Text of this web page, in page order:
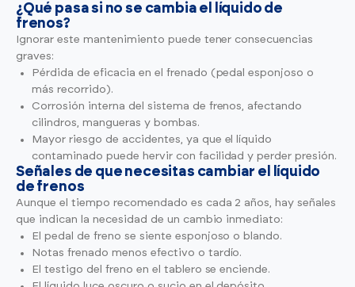
¿Qué pasa si no se cambia el líquido de
frenos?
Ignorar este mantenimiento puede tener consecuencias
graves:
Pérdida de eficacia en el frenado (pedal esponjoso o
más recorrido).
Corrosión interna del sistema de frenos, afectando
cilindros, mangueras y bombas.
Mayor riesgo de accidentes, ya que el líquido
contaminado puede hervir con facilidad y perder presión.
Señales de que necesitas cambiar el líquido
de frenos
Aunque el tiempo recomendado es cada 2 años, hay señales
que indican la necesidad de un cambio inmediato:
El pedal de freno se siente esponjoso o blando.
Notas frenado menos efectivo o tardío.
El testigo del freno en el tablero se enciende.